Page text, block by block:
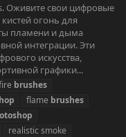
Оживите свои цифровые
огонь для
пламени и дыма
интеграции. Эти
искусства,
графики...
brushes
flame brushes
realistic smoke